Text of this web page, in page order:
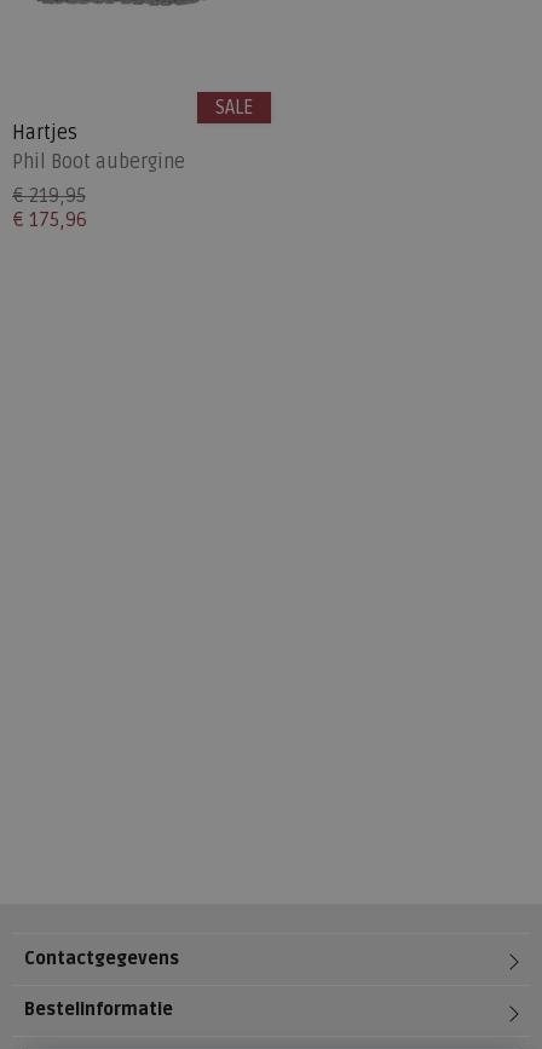
Hartjes
Phil Boot aubergine
€ 219,95
€ 175,96
SALE
Contactgegevens
Bestelinformatie